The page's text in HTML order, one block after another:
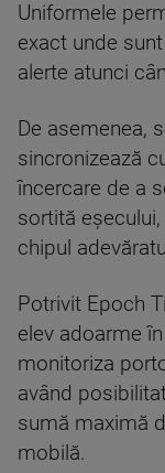
Uniformele
exact unde
alerte atunci
De asemenea,
sincronizează
încercare de a
sortită
chipul
Potrivit Epoch
elev adoarme
monitoriza
având
sumă maximă
mobilă.